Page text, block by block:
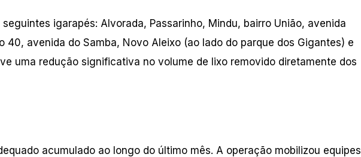
igarapés: Alvorada, Passarinho, Mindu, bairro União, avenida
40, avenida do Samba, Novo Aleixo (ao lado do parque dos Gigantes) e
uma redução significativa no volume de lixo removido diretamente dos
acumulado ao longo do último mês. A operação mobilizou equipes